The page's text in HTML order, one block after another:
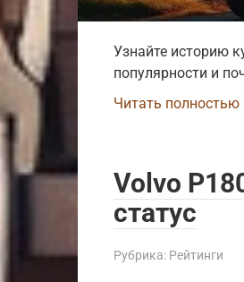
Узнайте историю
популярности и
Читать полностью
Volvo
статус
Рубрика: Рейтинги